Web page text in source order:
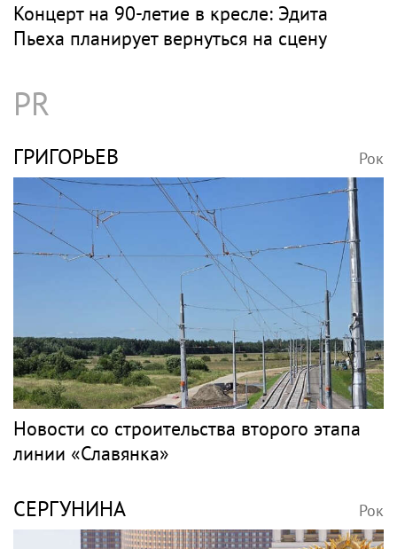
Концерт на 90-летие в кресле: Эдита
Пьеха планирует вернуться на сцену
PR
ГРИГОРЬЕВ Рок
Новости со строительства второго этапа
линии «Славянка»
СЕРГУНИНА Рок